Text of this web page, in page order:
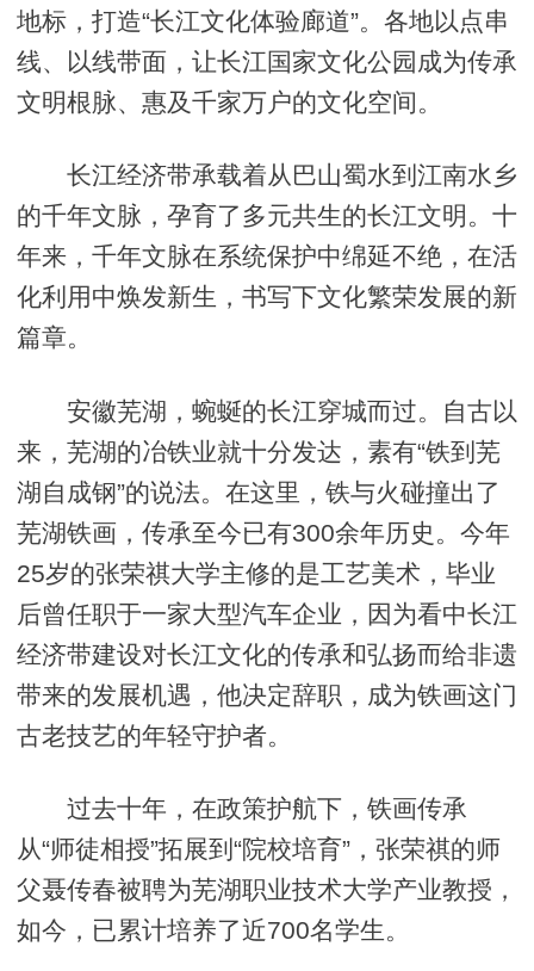
地标，打造“长江文化体验廊道”。各地以点串
线、以线带面，让长江国家文化公园成为传承
文明根脉、惠及千家万户的文化空间。
长江经济带承载着从巴山蜀水到江南水乡
的千年文脉，孕育了多元共生的长江文明。十
年来，千年文脉在系统保护中绵延不绝，在活
化利用中焕发新生，书写下文化繁荣发展的新
篇章。
安徽芜湖，蜿蜒的长江穿城而过。自古以
来，芜湖的冶铁业就十分发达，素有“铁到芜
湖自成钢”的说法。在这里，铁与火碰撞出了
芜湖铁画，传承至今已有300余年历史。今年
25岁的张荣祺大学主修的是工艺美术，毕业
后曾任职于一家大型汽车企业，因为看中长江
经济带建设对长江文化的传承和弘扬而给非遗
带来的发展机遇，他决定辞职，成为铁画这门
古老技艺的年轻守护者。
过去十年，在政策护航下，铁画传承
从“师徒相授”拓展到“院校培育”，张荣祺的师
父聂传春被聘为芜湖职业技术大学产业教授，
如今，已累计培养了近700名学生。